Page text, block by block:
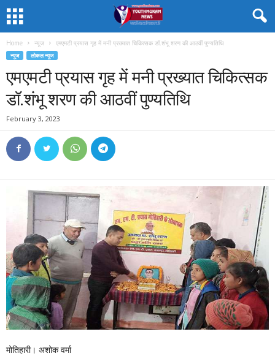
Home न्यूज एमएमटी प्रयास गृह में मनी प्रख्यात चिकित्सक डॉ.शंभू शरण की आठवीं पुण्यतिथि
न्यूज लोकल न्यूज
एमएमटी प्रयास गृह में मनी प्रख्यात चिकित्सक
डॉ.शंभू शरण की आठवीं पुण्यतिथि
February 3, 2023
मोतिहारी। अशोक वर्मा